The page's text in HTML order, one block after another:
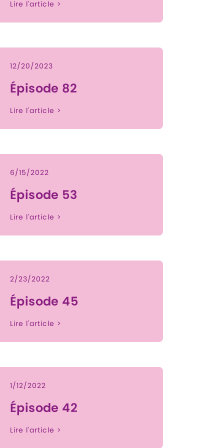
Lire l'article >
12/20/2023
Épisode 82
Lire l'article >
6/15/2022
Épisode 53
Lire l'article >
2/23/2022
Épisode 45
Lire l'article >
1/12/2022
Épisode 42
Lire l'article >